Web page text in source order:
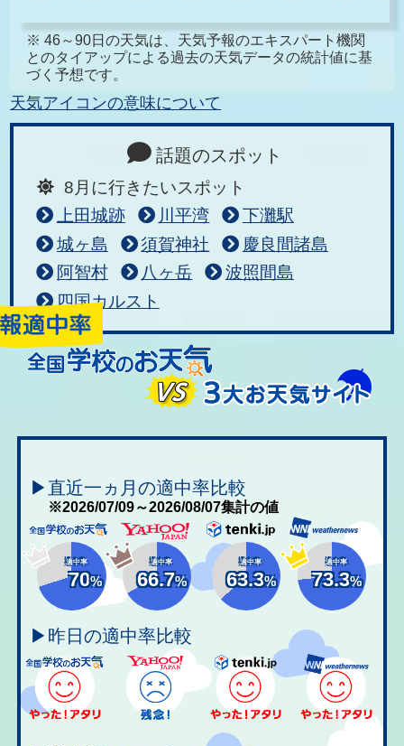
※ 46～90日の天気は、天気予報のエキスパート機関
とのタイアップによる過去の天気データの統計値に基
づく予想です。
天気アイコンの意味について
話題のスポット
8月に行きたいスポット
上田城跡
川平湾
下灘駅
城ヶ島
須賀神社
慶良間諸島
阿智村
八ヶ岳
波照間島
四国カルスト
▶直近一ヵ月の適中率比較
※2026/07/09～2026/08/07集計の値
適中率
70%
適中率
66.7%
適中率
63.3%
適中率
73.3%
▶昨日の適中率比較